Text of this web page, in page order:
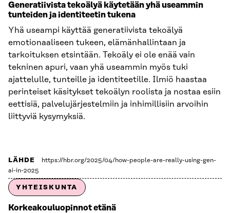
Generatiivista tekoälyä käytetään yhä useammin
tunteiden ja identiteetin tukena
Yhä useampi käyttää generatiivista tekoälyä
emotionaaliseen tukeen, elämänhallintaan ja
tarkoituksen etsintään. Tekoäly ei ole enää vain
tekninen apuri, vaan yhä useammin myös tuki
ajattelulle, tunteille ja identiteetille. Ilmiö haastaa
perinteiset käsitykset tekoälyn roolista ja nostaa esiin
eettisiä, palvelujärjestelmiin ja inhimillisiin arvoihin
liittyviä kysymyksiä.
LÄHDE
https://hbr.org/2025/04/how-people-are-really-using-gen-
ai-in-2025
YHTEISKUNTA
Korkeakouluopinnot etänä